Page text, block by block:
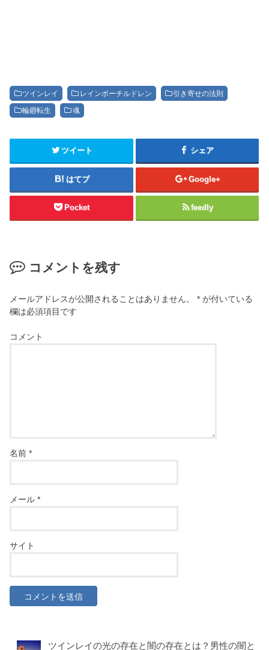
ツインレイ レインボーチルドレン 引き寄せの法則
輪廻転生 魂
ツイート シェア
はてブ Google+
Pocket feedly
コメントを残す
メールアドレスが公開されることはありません。 * が付いている
欄は必須項目です
コメント
名前*
メール*
サイト
ツインレイの光の存在と闇の存在とは？男性の闇と